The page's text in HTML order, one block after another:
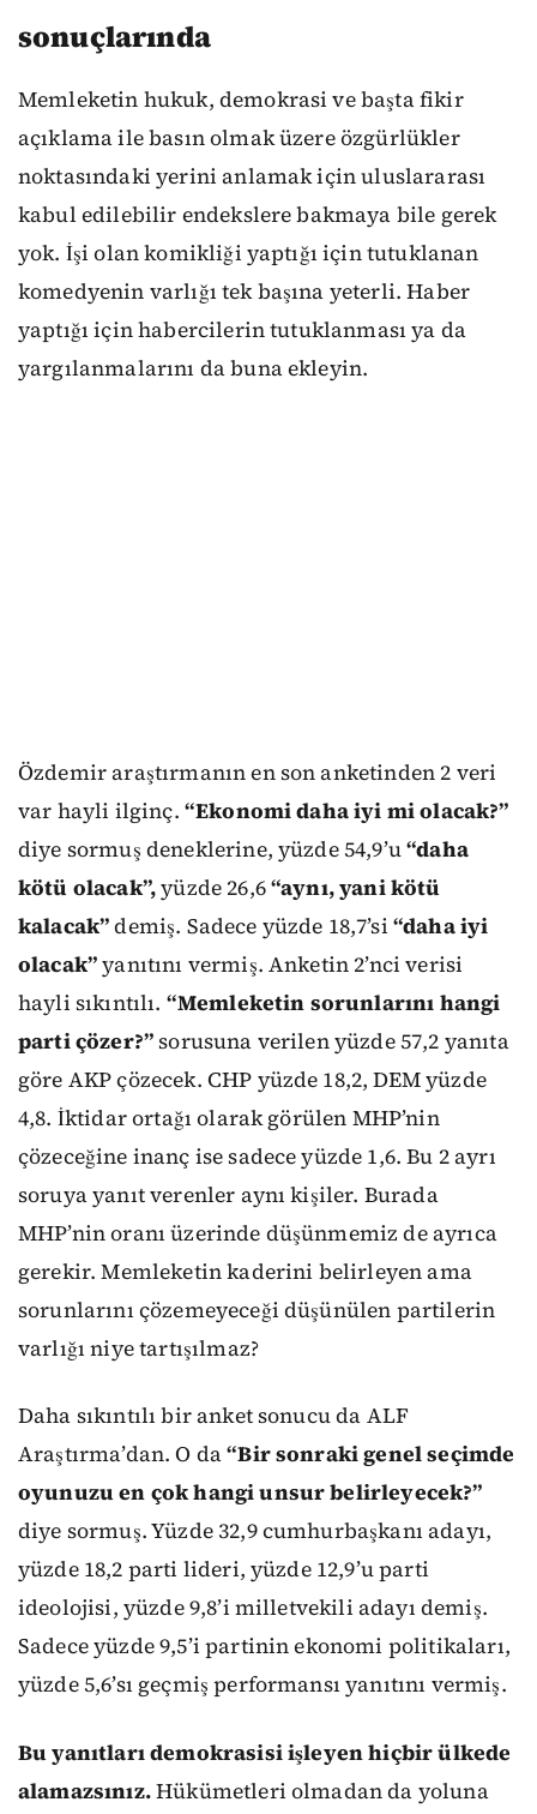
sonuçlarında
Memleketin hukuk, demokrasi ve başta fikir
açıklama ile basın olmak üzere özgürlükler
noktasındaki yerini anlamak için uluslararası
kabul edilebilir endekslere bakmaya bile gerek
yok. İşi olan komikliği yaptığı için tutuklanan
komedyenin varlığı tek başına yeterli. Haber
yaptığı için habercilerin tutuklanması ya da
yargılanmalarını da buna ekleyin.
Özdemir araştırmanın en son anketinden 2 veri
var hayli ilginç. “Ekonomi daha iyi mi olacak?”
diye sormuş deneklerine, yüzde 54,9’u“daha
kötü olacak”,yüzde 26,6“aynı, yani kötü
kalacak”demiş. Sadece yüzde 18,7’si “daha iyi
olacak”yanıtını vermiş. Anketin 2’nci verisi
hayli sıkıntılı. “Memleketin sorunlarını hangi
parti çözer?”sorusuna verilen yüzde 57,2 yanıta
göre AKP çözecek. CHP yüzde 18,2, DEM yüzde
4,8. İktidar ortağı olarak görülen MHP’nin
çözeceğine inanç ise sadece yüzde 1,6. Bu 2 ayrı
soruya yanıt verenler aynı kişiler. Burada
MHP’nin oranı üzerinde düşünmemiz de ayrıca
gerekir. Memleketin kaderini belirleyen ama
sorunlarını çözemeyeceği düşünülen partilerin
varlığı niye tartışılmaz?
Daha sıkıntılı bir anket sonucu da ALF
Araştırma’dan. O da“Bir sonraki genel seçimde
oyunuzu en çok hangi unsur belirleyecek?”
diye sormuş. Yüzde 32,9 cumhurbaşkanı adayı,
yüzde 18,2 parti lideri, yüzde 12,9’u parti
ideolojisi, yüzde 9,8’i milletvekili adayı demiş.
Sadece yüzde 9,5’i partinin ekonomi politikaları,
yüzde 5,6’sı geçmiş performansı yanıtını vermiş.
Bu yanıtları demokrasisi işleyen hiçbir ülkede
alamazsınız.Hükümetleri olmadan da yoluna